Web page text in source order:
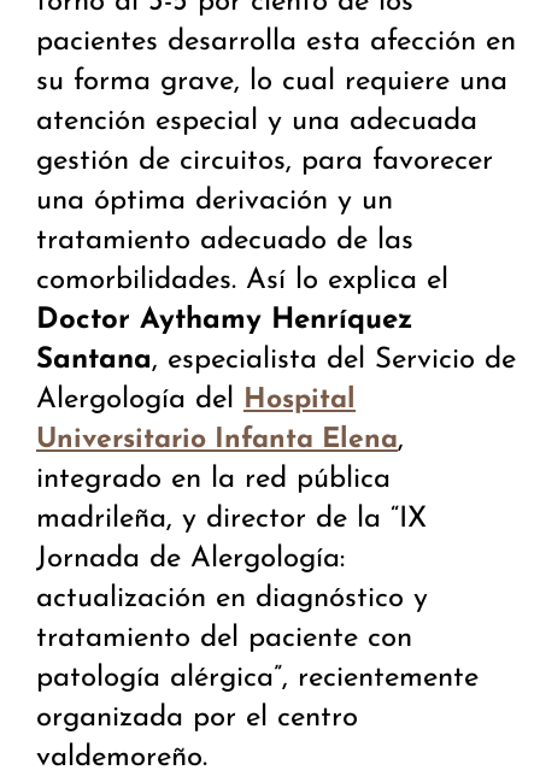
pacientes desarrolla esta afección en
su forma grave, lo cual requiere una
atención especial y una adecuada
gestión de circuitos, para favorecer
una óptima derivación y un
tratamiento adecuado de las
comorbilidades. Así lo explica el
Doctor Aythamy Henríquez
Santana, especialista del Servicio de
Alergología del Hospital
Universitario Infanta Elena,
integrado en la red pública
madrileña, y director de la “IX
Jornada de Alergología:
actualización en diagnóstico y
tratamiento del paciente con
patología alérgica”, recientemente
organizada por el centro
valdemoreño.